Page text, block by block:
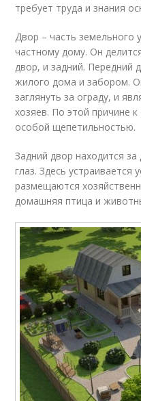
требует труда и знания
Двор – часть земельного
частному дому. Он
двор, и задний. Передний
жилого дома и забором.
заглянуть за ограду, и
хозяев. По этой причине
особой щепетильностью.
Задний двор находится
глаз. Здесь устраивается
размещаются
домашняя птица и